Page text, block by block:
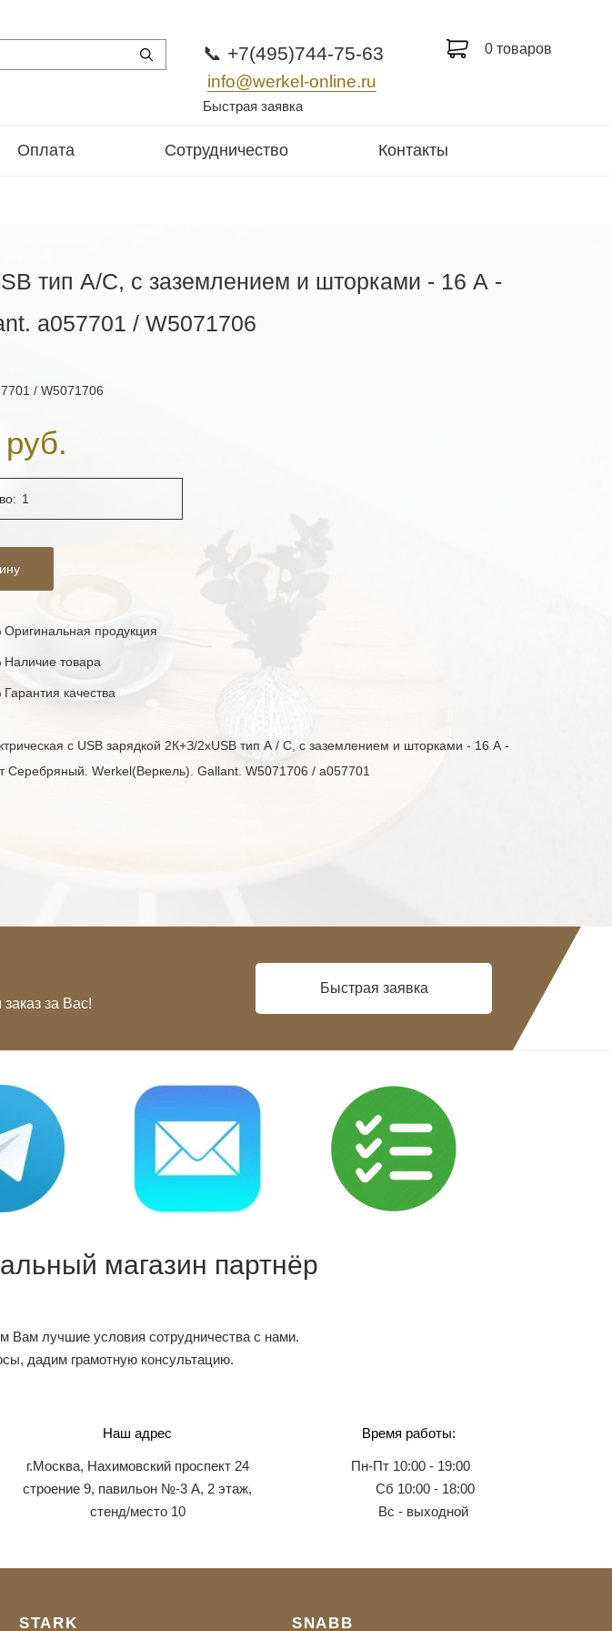
📞 +7(495)744-75-63
info@werkel-online.ru
Быстрая заявка
0 товаров
Оплата Сотрудничество Контакты
тип А/C, с заземлением и шторками - 16 А -
a057701 / W5071706
/ W5071706
Оригинальная продукция
Наличие товара
Гарантия качества
с USB зарядкой 2К+З/2хUSB тип А / C, с заземлением и шторками - 16 А -
Серебряный. Werkel(Веркель). Gallant. W5071706 / a057701
за Вас!
Быстрая заявка
магазин партнёр
Вам лучшие условия сотрудничества с нами.
дадим грамотную консультацию.
Наш адрес
г.Москва, Нахимовский проспект 24
строение 9, павильон №-3 А, 2 этаж,
стенд/место 10
Время работы:
Пн-Пт 10:00 - 19:00
Сб 10:00 - 18:00
Вс - выходной
STARK SNABB